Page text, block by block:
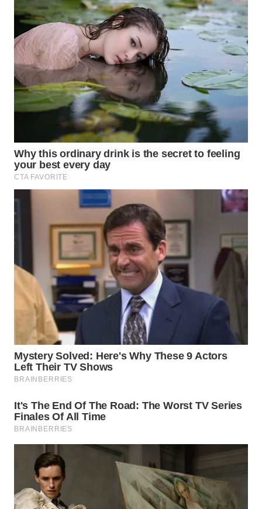
WN
LABUANBAJO
WN
BORNEO
Wahana
WAHANA
NEWS
WAHANA
INFRASTRUKTUR
WAHANA
KONSUMEN
WAHANA
WAHANA
TRAVEL
WAHANA
TV
WAHANANEWS